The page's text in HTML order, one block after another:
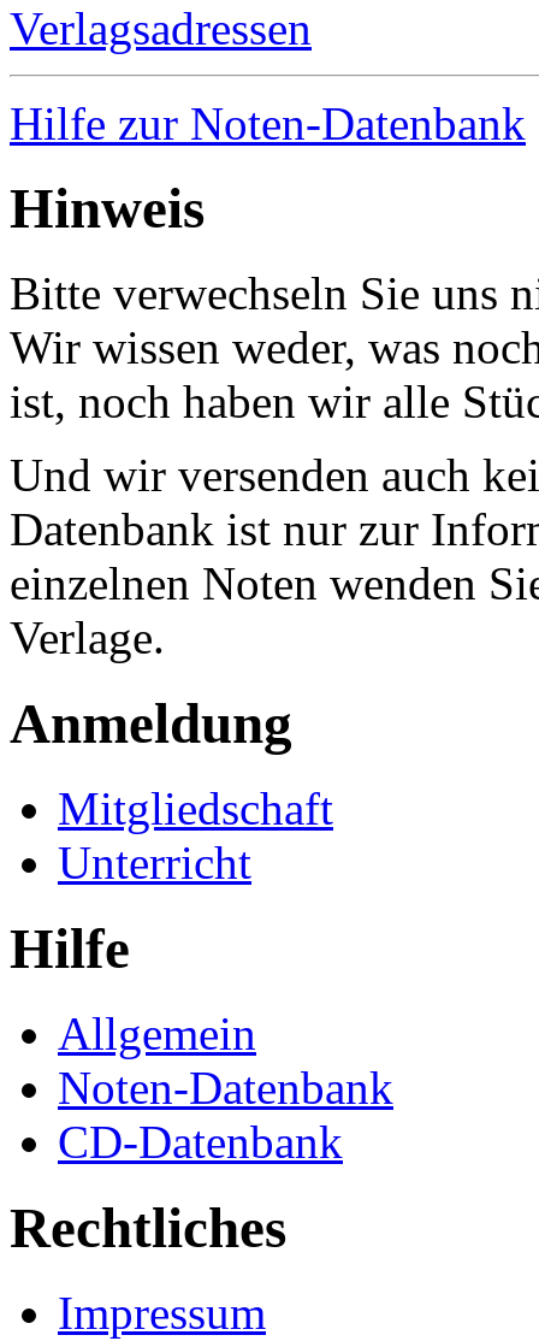
Verlagsadressen
Hilfe zur Noten-Datenbank
Hinweis
Bitte verwechseln Sie uns
Wir wissen weder, was
ist, noch haben wir alle
Und wir versenden auch
Datenbank ist nur zur
einzelnen Noten wenden
Verlage.
Anmeldung
Mitgliedschaft
Unterricht
Hilfe
Allgemein
Noten-Datenbank
CD-Datenbank
Rechtliches
Impressum